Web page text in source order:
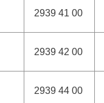
2939 41 00
2939 42 00
2939 44 00